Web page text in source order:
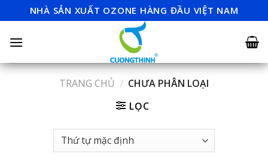
to
content
NHÀ SẢN XUẤT OZONE HÀNG ĐẦU VIỆT NAM
TRANG CHỦ / CHƯA PHÂN LOẠI
LỌC